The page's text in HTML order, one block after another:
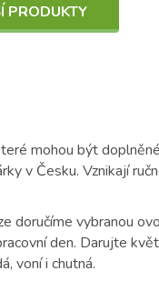
PRODUKTY
mohou být
v Česku. Vznikají
doručíme vybranou
den. Darujte
voní i chutná.